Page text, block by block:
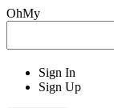
OhMy
Sign In
Sign Up